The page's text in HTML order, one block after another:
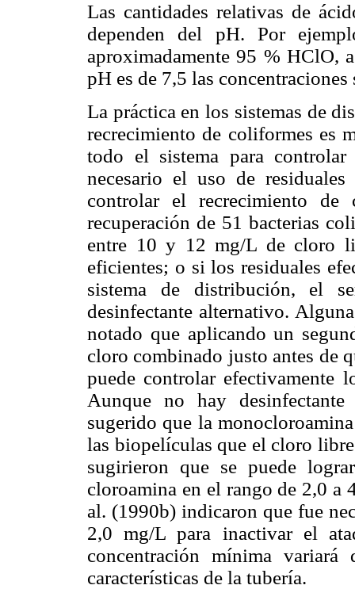
Las cantidades relativas de
dependen del pH. Por
aproximadamente 95 % HClO,
pH es de 7,5 las
La práctica en los sistemas de
recrecimiento de coliformes es
todo el sistema para
necesario el uso de
controlar el recrecimiento de
recuperación de 51 bacterias
entre 10 y 12 mg/L de cloro
eficientes; o si los residuales
sistema de distribución, el
desinfectante alternativo.
notado que aplicando un
cloro combinado justo antes de
puede controlar efectivamente
Aunque no hay desinfectante
sugerido que la
las biopelículas que el cloro
sugirieron que se puede
cloroamina en el rango de 2,0
al. (1990b) indicaron que fue
2,0 mg/L para inactivar el
concentración mínima
características de la tubería.